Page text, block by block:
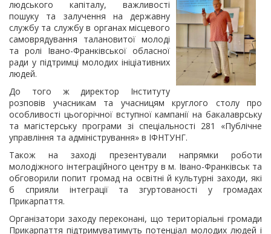
людського капіталу, важливості
пошуку та залучення на державну
службу та службу в органах місцевого
самоврядування талановитої молоді
та ролі Івано-Франківської обласної
ради у підтримці молодих ініціативних
людей.
До того ж директор Інституту
розповів учасникам та учасницям круглого столу про
особливості цьогорічної вступної кампанії на бакалаврську
та магістерську програми зі спеціальності 281 «Публічне
управління та адміністрування» в ІФНТУНГ.
Також на заході презентували напрямки роботи
молодіжного інтеграційного центру в м. Івано-Франківськ та
обговорили попит громад на освітні й культурні заходи, які
б сприяли інтеграції та згуртованості у громадах
Прикарпаття.
Організатори заходу переконані, що територіальні громади
Прикарпаття підтримуватимуть потенціал молодих людей і